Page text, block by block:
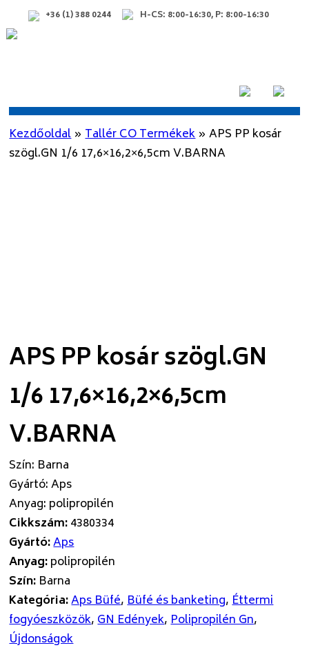
+36 (1) 388 0244 H-CS: 8:00-16:30, P: 8:00-16:30
Kezdőoldal»Tallér CO Termékek»APS PP kosár
szögl.GN 1/6 17,6×16,2×6,5cm V.BARNA
APS PP kosár szögl.GN
1/6 17,6×16,2×6,5cm
V.BARNA
Szín: Barna
Gyártó:Aps
Anyag: polipropilén
Cikkszám:4380334
Gyártó:Aps
Anyag:polipropilén
Szín: Barna
Kategória:Aps Büfé,Büfé és banketing,Éttermi
fogyóeszközök,GN Edények,Polipropilén Gn,
Újdonságok